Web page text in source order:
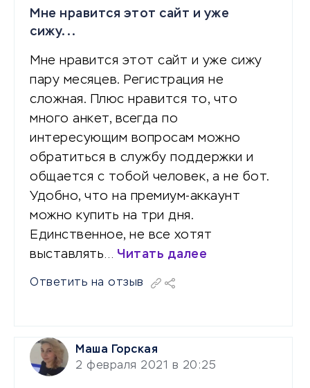
Мне нравится этот сайт и уже
сижу...
Мне нравится этот сайт и уже сижу
пару месяцев. Регистрация не
сложная. Плюс нравится то, что
много анкет, всегда по
интересующим вопросам можно
обратиться в службу поддержки и
общается с тобой человек, а не бот.
Удобно, что на премиум-аккаунт
можно купить на три дня.
Единственное, не все хотят
выставлять… Читать далее
Ответить на отзыв
Маша Горская
2 февраля 2021 в 20:25